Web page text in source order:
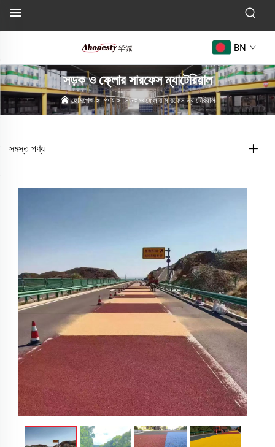
BN
সড়ক ও ফ্লোর সারফেস ম্যাটেরিয়াল
হোমপেজ>পণ্য>সড়ক ও ফ্লোর সারফেস ম্যাটেরিয়াল
সমস্ত পণ্য